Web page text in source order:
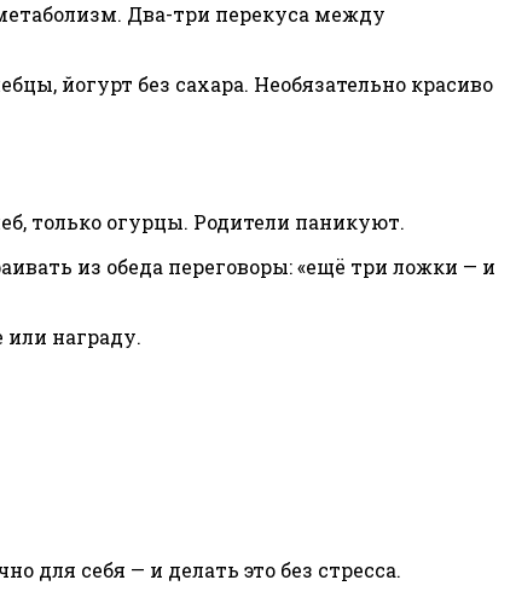
Два-три перекуса между
йогурт без сахара. Необязательно красиво
только огурцы. Родители паникуют.
из обеда переговоры: «ещё три ложки — и
или награду.
для себя — и делать это без стресса.